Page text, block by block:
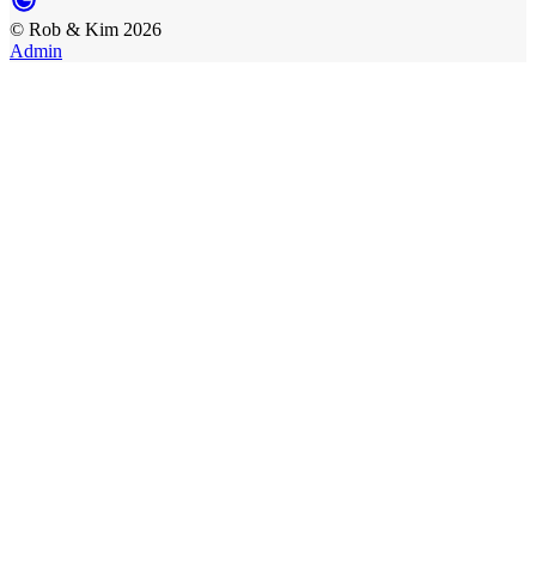
© Rob & Kim 2026
Admin